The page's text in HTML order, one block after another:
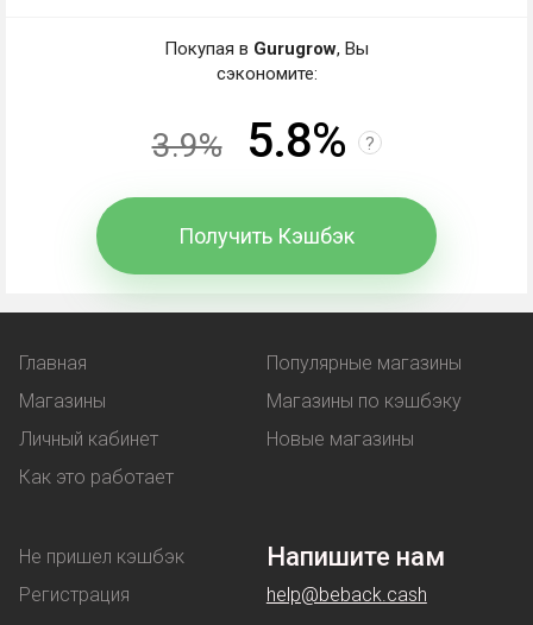
Кэшбэк - частичный возврат магазином клиенту
от других вариантов экономии?
Промокод- комбинация символов, вводимая при
оформлении покупки. В обмен покупатель
получает выгоду:
услугу, предоставляемая бонусом -
например, бесплатная доставка.
работает аналогичным образом - при его
Скидкимагазины предоставляют на разных
Покупая в Gurugrow, Вы
сэкономите:
3.9% 5.8% ?
Получить Кэшбэк
Главная
Магазины
Личный кабинет
Как это работает
Популярные магазины
Магазины по кэшбэку
Новые магазины
Не пришел кэшбэк
Регистрация
Напишите нам
help@beback.cash